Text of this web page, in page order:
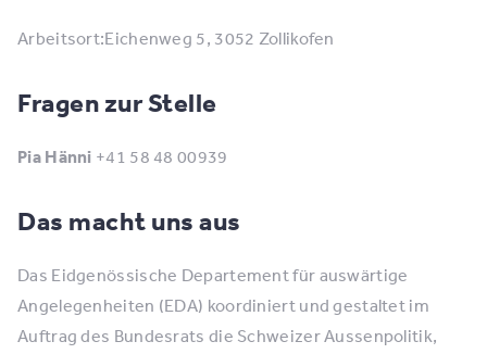
Arbeitsort:Eichenweg 5, 3052 Zollikofen
Fragen zur Stelle
Pia Hänni +41 58 48 00939
Das macht uns aus
Das Eidgenössische Departement für auswärtige
Angelegenheiten (EDA) koordiniert und gestaltet im
Auftrag des Bundesrats die Schweizer Aussenpolitik,